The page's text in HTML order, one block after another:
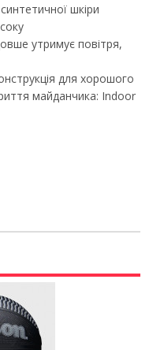
шкіри
утримує повітря,
для хорошого
майданчика: Indoor